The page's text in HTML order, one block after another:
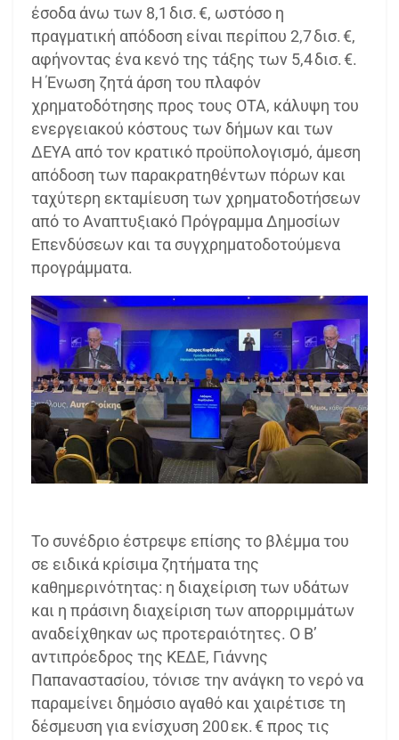
έσοδα άνω των 8,1 δισ. €, ωστόσο η
πραγματική απόδοση είναι περίπου 2,7 δισ. €,
αφήνοντας ένα κενό της τάξης των 5,4 δισ. €.
Η Ένωση ζητά άρση του πλαφόν
χρηματοδότησης προς τους ΟΤΑ, κάλυψη του
ενεργειακού κόστους των δήμων και των
ΔΕΥΑ από τον κρατικό προϋπολογισμό, άμεση
απόδοση των παρακρατηθέντων πόρων και
ταχύτερη εκταμίευση των χρηματοδοτήσεων
από το Αναπτυξιακό Πρόγραμμα Δημοσίων
Επενδύσεων και τα συγχρηματοδοτούμενα
προγράμματα.
Το συνέδριο έστρεψε επίσης το βλέμμα του
σε ειδικά κρίσιμα ζητήματα της
καθημερινότητας: η διαχείριση των υδάτων
και η πράσινη διαχείριση των απορριμμάτων
αναδείχθηκαν ως προτεραιότητες. Ο Β’
αντιπρόεδρος της ΚΕΔΕ, Γιάννης
Παπαναστασίου, τόνισε την ανάγκη το νερό να
παραμείνει δημόσιο αγαθό και χαιρέτισε τη
δέσμευση για ενίσχυση 200 εκ. € προς τις